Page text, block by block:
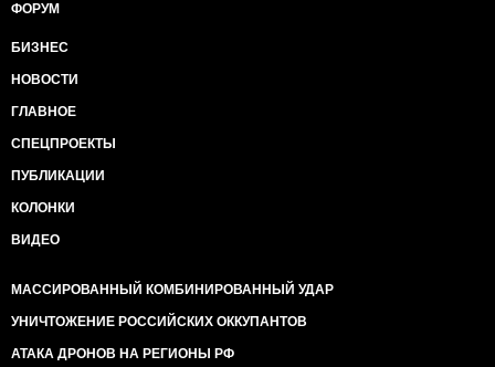
ФОРУМ
БИЗНЕС
НОВОСТИ
ГЛАВНОЕ
СПЕЦПРОЕКТЫ
ПУБЛИКАЦИИ
КОЛОНКИ
ВИДЕО
МАССИРОВАННЫЙ КОМБИНИРОВАННЫЙ УДАР
УНИЧТОЖЕНИЕ РОССИЙСКИХ ОККУПАНТОВ
АТАКА ДРОНОВ НА РЕГИОНЫ РФ